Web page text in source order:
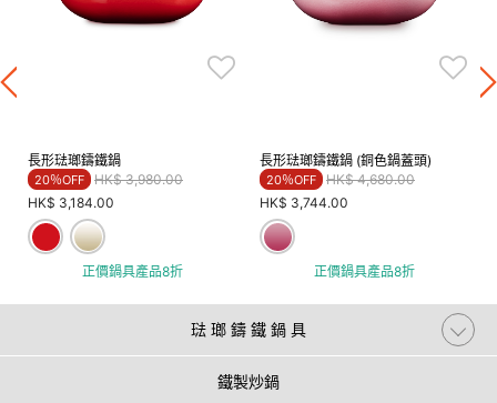
長形琺瑯鑄鐵鍋
20％OFF Price reduced from
HK$ 3,980.00to
HK$ 3,184.00
正價鍋具產品8折
長形琺瑯鑄鐵鍋 (銅色鍋蓋頭)
20％OFF Price reduced from
HK$ 4,680.00to
HK$ 3,744.00
正價鍋具產品8折
琺 瑯 鑄 鐵 鍋 具
鐵製炒鍋